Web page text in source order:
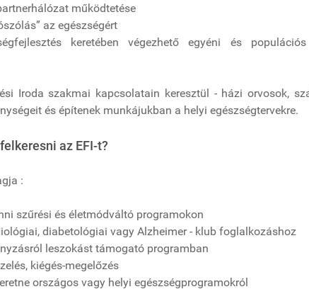
működtetése
az egészségért
keretében végezhető egyéni és
Iroda szakmai kapcsolatain keresztül - házi orvosok,
és építenek munkájukban a helyi egészségtervekre.
az EFI-t?
:
szűrési és életmódváltó programokon
diabetológiai vagy Alzheimer - klub foglalkozáshoz
leszokást támogató programban
kiégés-megelőzés
országos vagy helyi egészségprogramokról